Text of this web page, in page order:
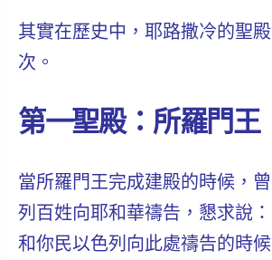
其實在歷史中，耶路撒冷的聖
次。
第一聖殿：所羅門王
當所羅門王完成建殿的時候，
列百姓向耶和華禱告，懇求說
和你民以色列 向此處禱告的時